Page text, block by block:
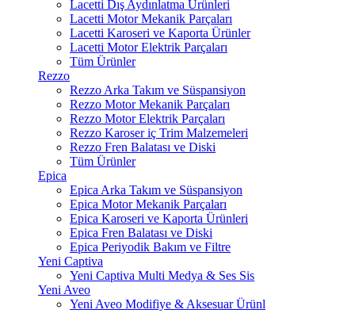
Lacetti Dış Aydınlatma Ürünleri
Lacetti Motor Mekanik Parçaları
Lacetti Karoseri ve Kaporta Ürünler
Lacetti Motor Elektrik Parçaları
Tüm Ürünler
Rezzo
Rezzo Arka Takım ve Süspansiyon
Rezzo Motor Mekanik Parçaları
Rezzo Motor Elektrik Parçaları
Rezzo Karoser iç Trim Malzemeleri
Rezzo Fren Balatası ve Diski
Tüm Ürünler
Epica
Epica Arka Takım ve Süspansiyon
Epica Motor Mekanik Parçaları
Epica Karoseri ve Kaporta Ürünleri
Epica Fren Balatası ve Diski
Epica Periyodik Bakım ve Filtre
Yeni Captiva
Yeni Captiva Multi Medya & Ses Sis
Yeni Aveo
Yeni Aveo Modifiye & Aksesuar Ürünl